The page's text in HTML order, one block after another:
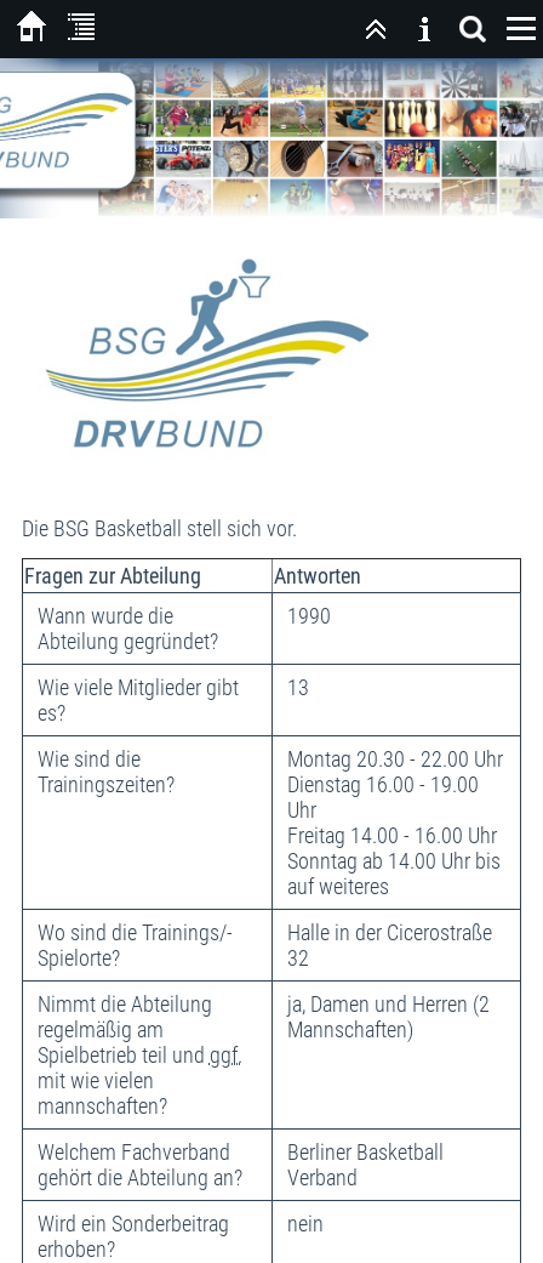
Die BSG Basketball stell sich vor.
Fragen zur Abteilung
Antworten
Wann wurde die
Abteilung gegründet?
1990
Wie viele Mitglieder gibt
es?
13
Wie sind die
Trainingszeiten?
Montag 20.30 - 22.00 Uhr
Dienstag 16.00 - 19.00
Uhr
Freitag 14.00 - 16.00 Uhr
Sonntag ab 14.00 Uhr bis
auf weiteres
Wo sind die Trainings/-
Spielorte?
Halle in der Cicerostraße
32
Nimmt die Abteilung
regelmäßig am
Spielbetrieb teil und ggf.
mit wie vielen
mannschaften?
ja, Damen und Herren (2
Mannschaften)
Welchem Fachverband
gehört die Abteilung an?
Berliner Basketball
Verband
Wird ein Sonderbeitrag
erhoben?
nein